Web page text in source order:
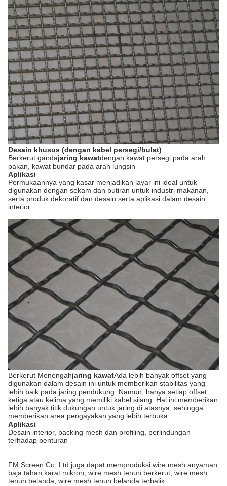
Desain khusus (dengan kabel persegi/bulat)
Berkerut gandajaring kawatdengan kawat persegi pada arah
pakan, kawat bundar pada arah lungsin
Aplikasi
Permukaannya yang kasar menjadikan layar ini ideal untuk
digunakan dengan sekam dan butiran untuk industri makanan,
serta produk dekoratif dan desain serta aplikasi dalam desain
interior.
Berkerut Menengahjaring kawatAda lebih banyak offset yang
digunakan dalam desain ini untuk memberikan stabilitas yang
lebih baik pada jaring pendukung. Namun, hanya setiap offset
ketiga atau kelima yang memiliki kabel silang. Hal ini memberikan
lebih banyak titik dukungan untuk jaring di atasnya, sehingga
memberikan area pengayakan yang lebih terbuka.
Aplikasi
Desain interior, backing mesh dan profiling, perlindungan
terhadap benturan
FM Screen Co, Ltd juga dapat memproduksi wire mesh anyaman
baja tahan karat mikron, wire mesh tenun berkerut, wire mesh
tenun belanda, wire mesh tenun belanda terbalik.